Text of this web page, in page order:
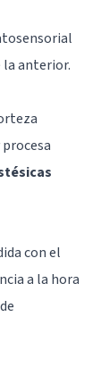
la anterior.
con el
a la hora